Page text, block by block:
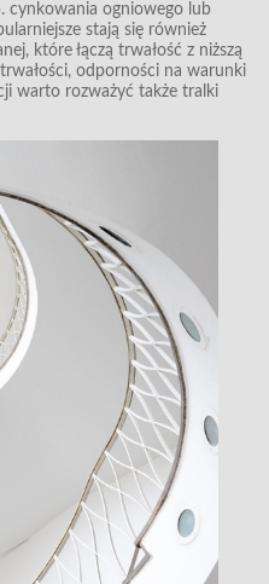
cynkowania ogniowego lub
stają się również
które łączą trwałość z niższą
odporności na warunki
warto rozważyć także tralki